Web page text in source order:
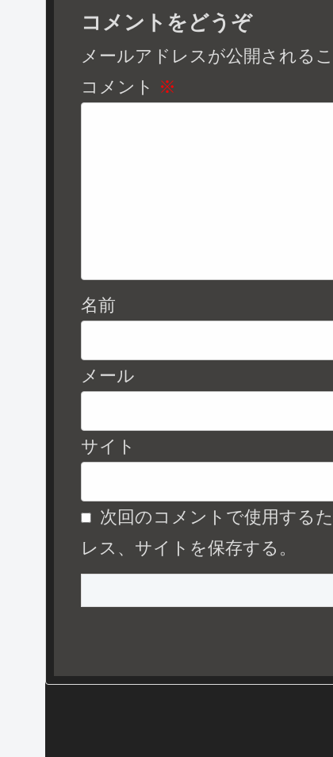
コメントをどうぞ
メールアドレスが公開される
コメント ※
名前
メール
サイト
次回のコメントで使用する
レス、サイトを保存する。